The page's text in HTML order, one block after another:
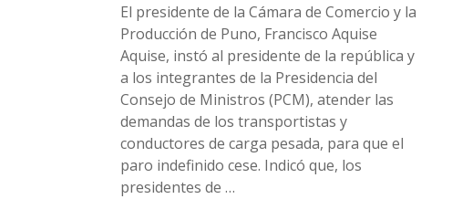
El presidente de la Cámara de Comercio y la
Producción de Puno, Francisco Aquise
Aquise, instó al presidente de la república y
a los integrantes de la Presidencia del
Consejo de Ministros (PCM), atender las
demandas de los transportistas y
conductores de carga pesada, para que el
paro indefinido cese. Indicó que, los
presidentes de …